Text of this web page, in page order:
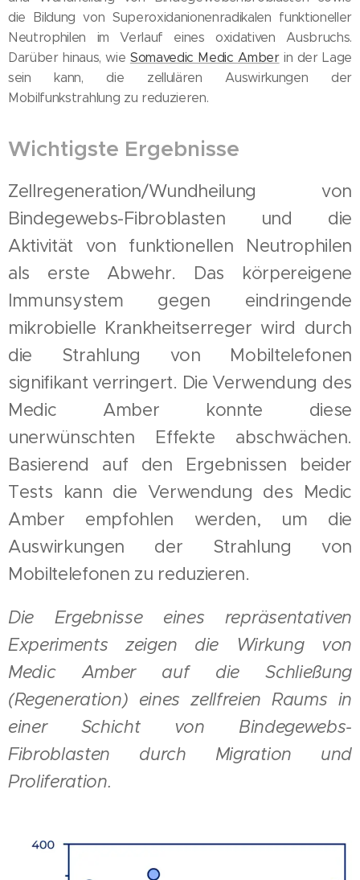
die Bildung von Superoxidanionenradikalen funktioneller
Neutrophilen im Verlauf eines oxidativen Ausbruchs.
Darüber hinaus, wie Somavedic Medic Amberin der Lage
sein kann, die zellulären Auswirkungen der
Mobilfunkstrahlung zu reduzieren.
Wichtigste Ergebnisse
Zellregeneration/Wundheilung von
Bindegewebs-Fibroblasten und die
Aktivität von funktionellen Neutrophilen
als erste Abwehr. Das körpereigene
Immunsystem gegen eindringende
mikrobielle Krankheitserreger wird durch
die Strahlung von Mobiltelefonen
signifikant verringert. Die Verwendung des
Medic Amber konnte diese
unerwünschten Effekte abschwächen.
Basierend auf den Ergebnissen beider
Tests kann die Verwendung des Medic
Amber empfohlen werden, um die
Auswirkungen der Strahlung von
Mobiltelefonen zu reduzieren.
Die Ergebnisse eines repräsentativen
Experiments zeigen die Wirkung von
Medic Amber auf die Schließung
(Regeneration) eines zellfreien Raums in
einer Schicht von Bindegewebs-
Fibroblasten durch Migration und
Proliferation.